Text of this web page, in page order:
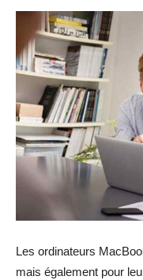
Les ordinateurs
mais également pour